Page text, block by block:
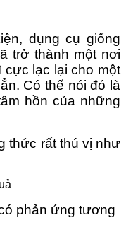
dụng cụ giống
trở thành một nơi
cực lạc lại cho một
Có thể nói đó là
hồn của những
thức rất thú vị như
phản ứng tương